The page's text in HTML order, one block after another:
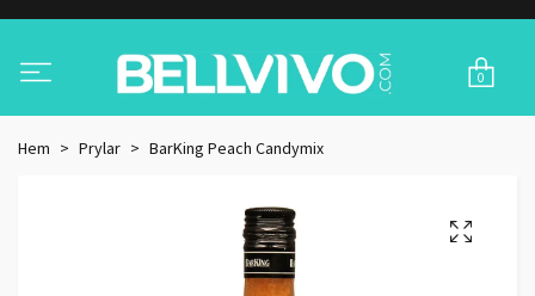
0
Hem Prylar BarKing Peach Candymix